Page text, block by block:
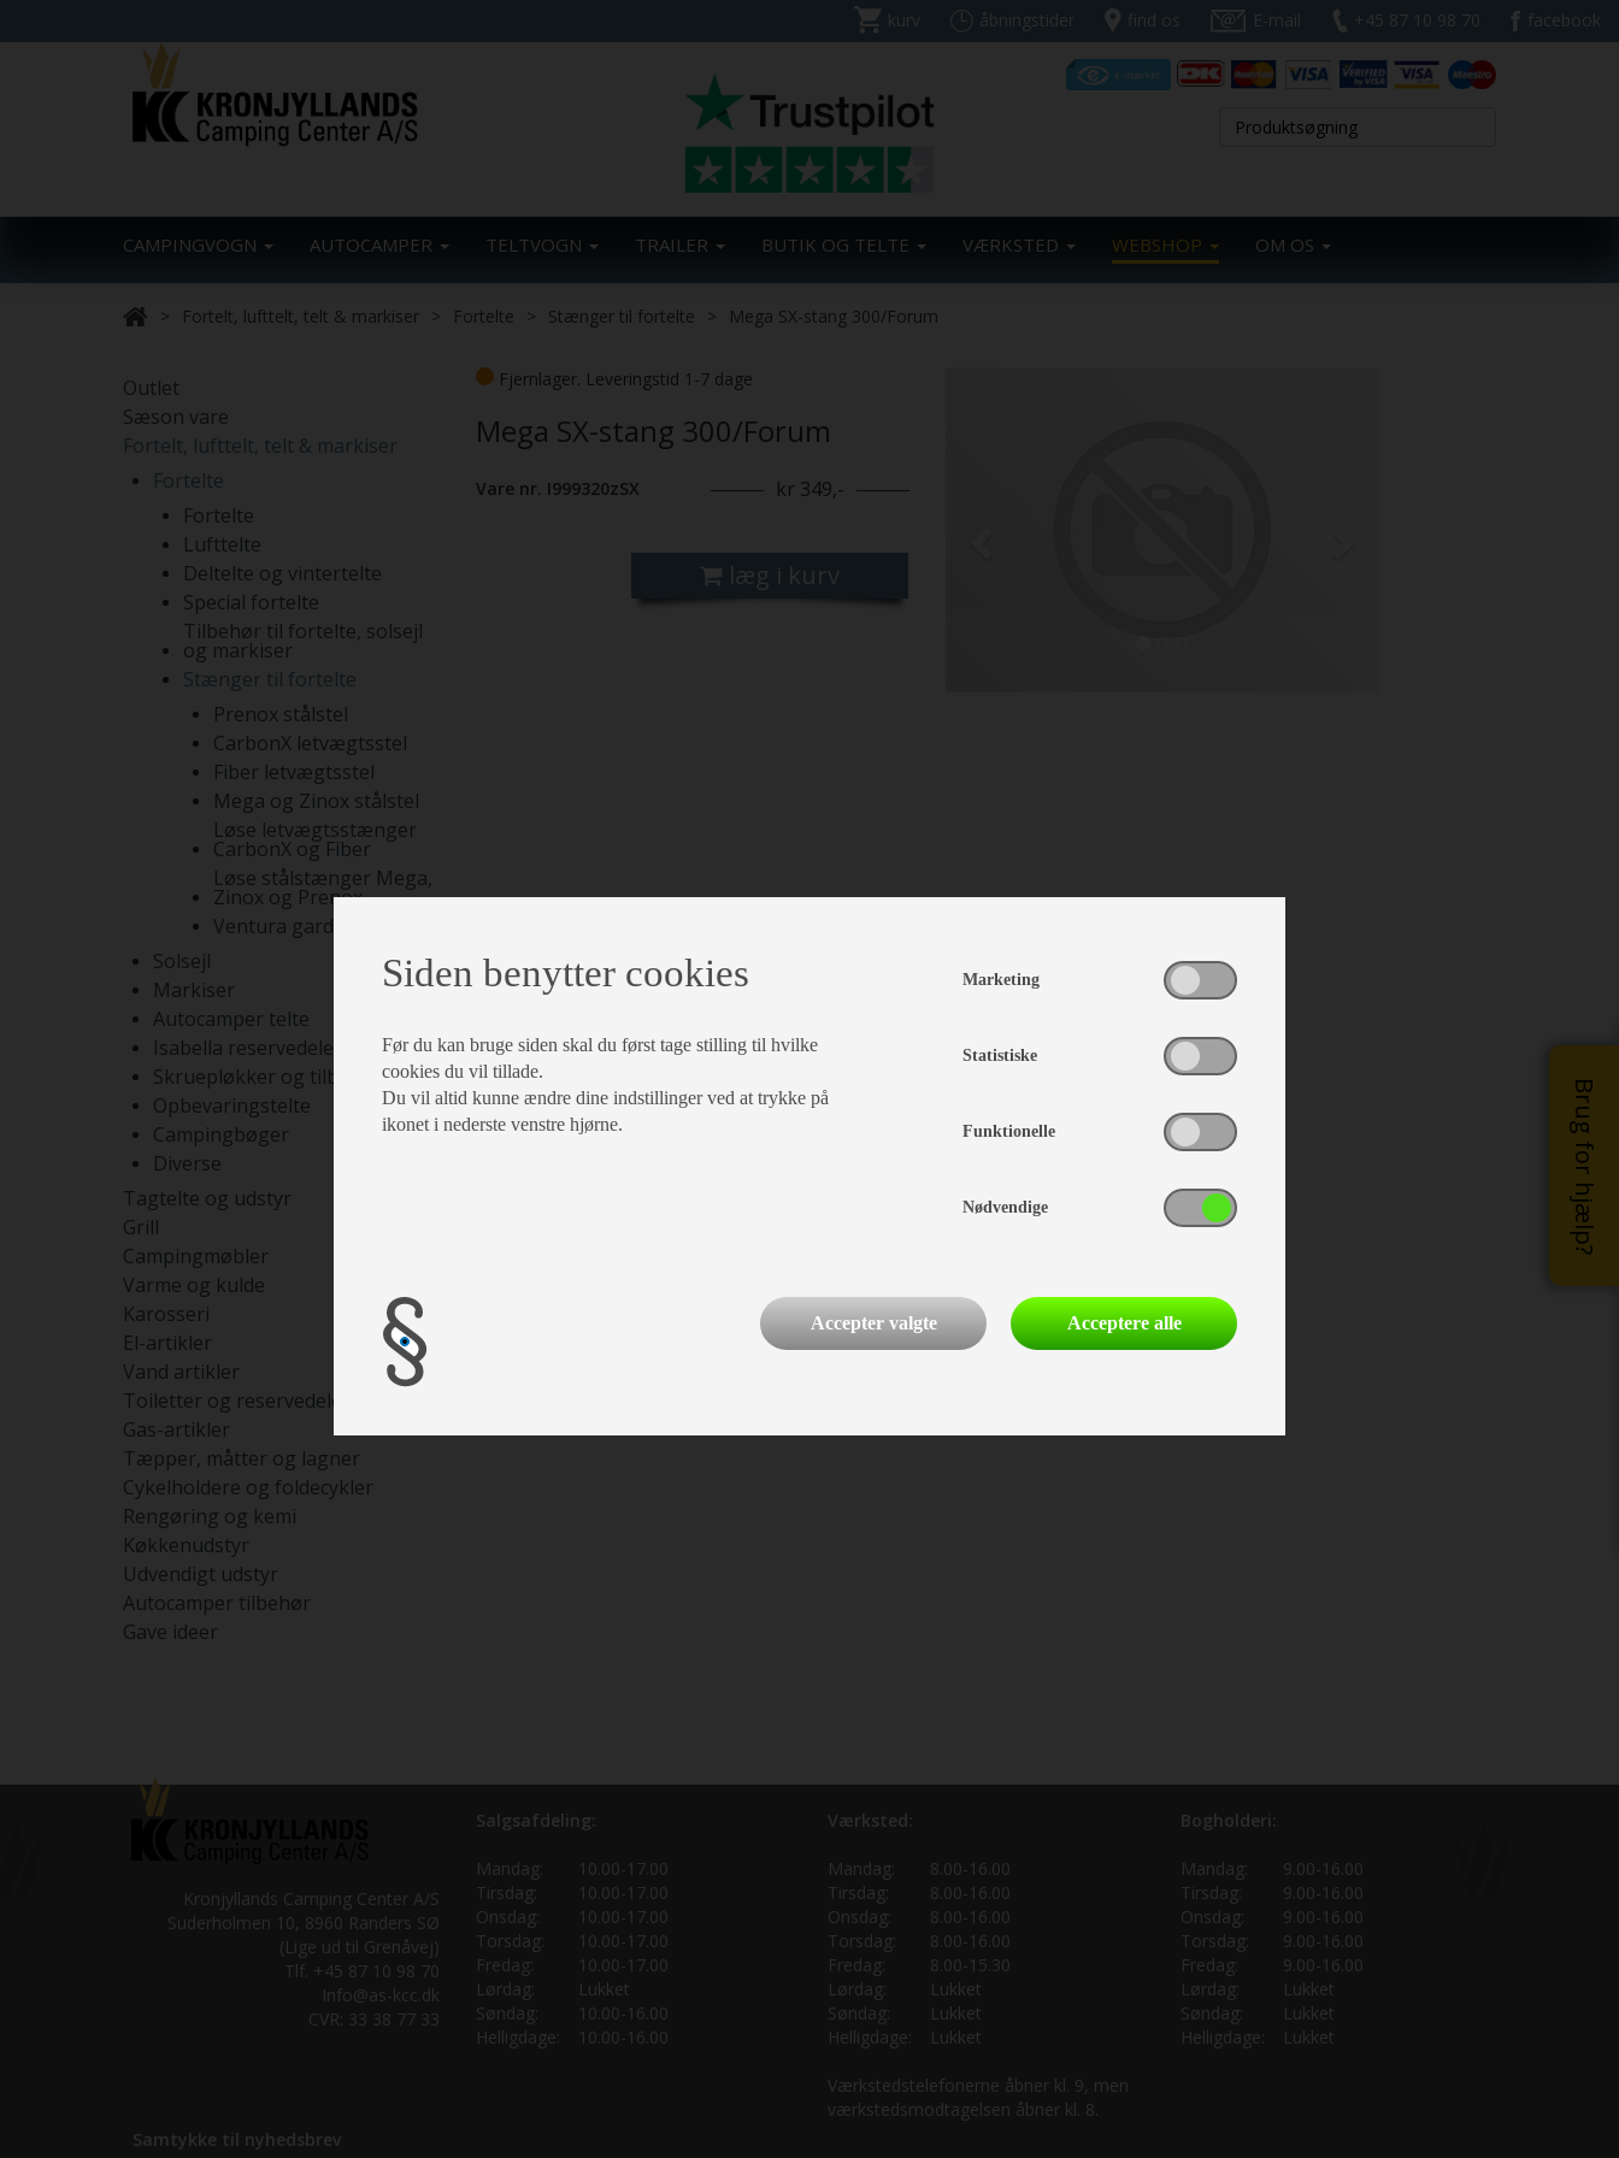
kurv åbningstider find os E-mail +45 87 10 98 70 facebook
CAMPINGVOGN AUTOCAMPER TELTVOGN TRAILER BUTIK OG TELTE VÆRKSTED WEBSHOP OM OS
Brug for hjælp?
Fortelt, lufttelt, telt & markiser Fortelte Stænger til fortelte Mega SX-stang 300/Forum
Outlet
Sæson vare
Fortelt, lufttelt, telt & markiser
Fortelte
Fortelte
Lufttelte
Deltelte og vintertelte
Special fortelte
Tilbehør til fortelte, solsejl
og markiser
Stænger til fortelte
Prenox stålstel
CarbonX letvægtsstel
Fiber letvægtsstel
Mega og Zinox stålstel
Løse letvægtsstænger
CarbonX og Fiber
Løse stålstænger Mega,
Zinox og Prenox
Ventura gardinstænger
Solsejl
Markiser
Autocamper telte
Isabella reservedele
Skruepløkker og tilbehør
Opbevaringstelte
Campingbøger
Diverse
Tagtelte og udstyr
Grill
Campingmøbler
Varme og kulde
Karosseri
El-artikler
Vand artikler
Toiletter og reservedele
Gas-artikler
Tæpper, måtter og lagner
Cykelholdere og foldecykler
Rengøring og kemi
Køkkenudstyr
Udvendigt udstyr
Autocamper tilbehør
Gave ideer
Fjernlager. Leveringstid 1-7 dage
Mega SX-stang 300/Forum
Vare nr. I999320zSX kr 349,-
læg i kurv
Kronjyllands Camping Center A/S
Suderholmen 10, 8960 Randers SØ
(Lige ud til Grenåvej)
Tlf. +45 87 10 98 70
Info@as-kcc.dk
CVR: 33 38 77 33
Samtykke til nyhedsbrev
Salgsafdeling:
Mandag:
10.00-17.00
Tirsdag:
10.00-17.00
Onsdag:
10.00-17.00
Torsdag:
10.00-17.00
Fredag:
10.00-17.00
Lørdag:
Lukket
Søndag:
10.00-16.00
Helligdage:
10.00-16.00
Værksted:
Mandag:
8.00-16.00
Tirsdag:
8.00-16.00
Onsdag:
8.00-16.00
Torsdag:
8.00-16.00
Fredag:
8.00-15.30
Lørdag:
Lukket
Søndag:
Lukket
Helligdage:
Lukket
Værkstedstelefonerne åbner kl. 9, men
værkstedsmodtagelsen åbner kl. 8.
Bogholderi:
Mandag:
9.00-16.00
Tirsdag:
9.00-16.00
Onsdag:
9.00-16.00
Torsdag:
9.00-16.00
Fredag:
9.00-16.00
Lørdag:
Lukket
Søndag:
Lukket
Helligdage:
Lukket
Siden benytter cookies
Før du kan bruge siden skal du først tage stilling til hvilke
cookies du vil tillade.
Du vil altid kunne ændre dine indstillinger ved at trykke på
ikonet i nederste venstre hjørne.
Marketing
Statistiske
Funktionelle
Nødvendige
Accepter valgte Acceptere alle